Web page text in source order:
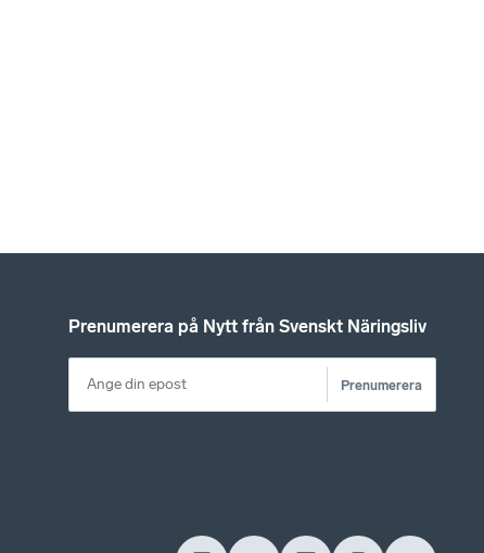
Prenumerera på Nytt från Svenskt Näringsliv
Prenumerera